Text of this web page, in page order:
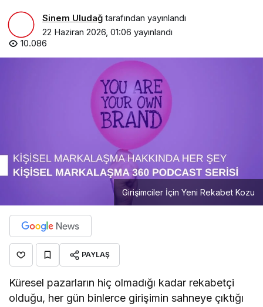
Sinem Uludağ tarafından yayınlandı
22 Haziran 2026, 01:06 yayınlandı
10.086
Girişimciler İçin Yeni Rekabet Kozu
PAYLAŞ
Küresel pazarların hiç olmadığı kadar rekabetçi
olduğu, her gün binlerce girişimin sahneye çıktığı